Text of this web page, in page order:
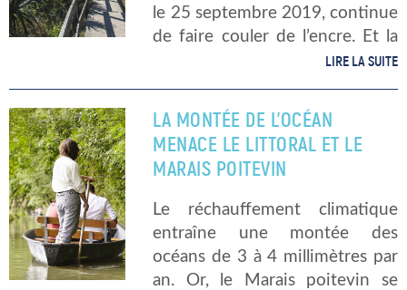
le 25 septembre 2019, continue
de faire couler de l’encre. Et la
montée du niveau des océans
l’année 2100 concerne bien […]
LIRE LA SUITE
LA MONTÉE DE L’OCÉAN
MENACE LE LITTORAL ET LE
MARAIS POITEVIN
Le réchauffement climatique
entraîne une montée des
océans de 3 à 4 millimètres par
an. Or, le Marais poitevin se